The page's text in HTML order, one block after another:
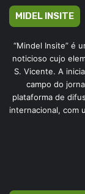
MIDEL INSITE
“Mindel Insite” é
noticioso cujo
S. Vicente. A
campo do
plataforma de
internacional, com